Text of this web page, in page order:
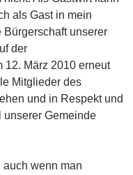
als Gast in mein
unserer
der
12. März 2010 erneut
Mitglieder des
und in Respekt und
unserer Gemeinde
wenn man